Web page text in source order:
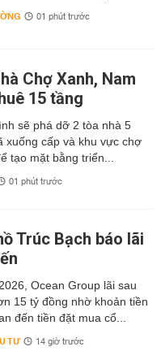
01 phút trước
Chợ Xanh, Nam
15 tầng
sẽ phá dỡ 2 tòa nhà 5
xuống cấp và khu vực chợ
tạo mặt bằng triển...
01 phút trước
Trúc Bạch báo lãi
Ocean Group lãi sau
15 tỷ đồng nhờ khoản tiền
đến tiền đặt mua cổ...
TƯ 14 giờ trước